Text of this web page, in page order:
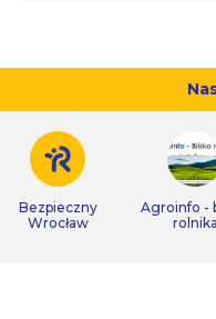
Bezpieczny
Wrocław
Agroinfo -
rolnika